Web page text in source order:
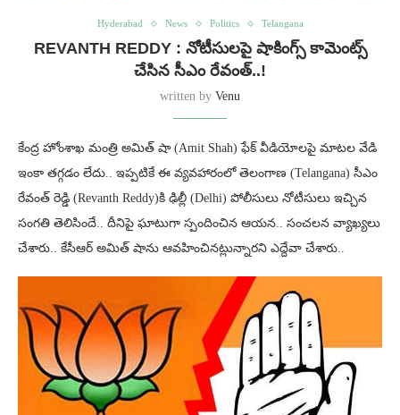
Hyderabad News Politics Telangana
REVANTH REDDY : నోటీసులపై షాకింగ్స్ కామెంట్స్
చేసిన సీఎం రేవంత్..!
written by Venu
కేంద్ర హోంశాఖ మంత్రి అమిత్ షా (Amit Shah) ఫేక్ వీడియోలపై మాటల వేడి
ఇంకా తగ్గడం లేదు.. ఇప్పటికే ఈ వ్యవహారంలో తెలంగాణ (Telangana) సీఎం
రేవంత్ రెడ్డి (Revanth Reddy)కి ఢిల్లీ (Delhi) పోలీసులు నోటీసులు ఇచ్చిన
సంగతి తెలిసిందే.. దీనిపై ఘాటుగా స్పందించిన ఆయన.. సంచలన వ్యాఖ్యలు
చేశారు.. కేసీఆర్‌ అమిత్‌ షాను ఆవహించినట్లున్నారని ఎద్దేవా చేశారు..